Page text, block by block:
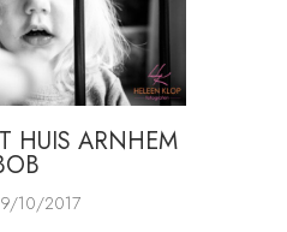
HUIS ARNHEM
10/2017